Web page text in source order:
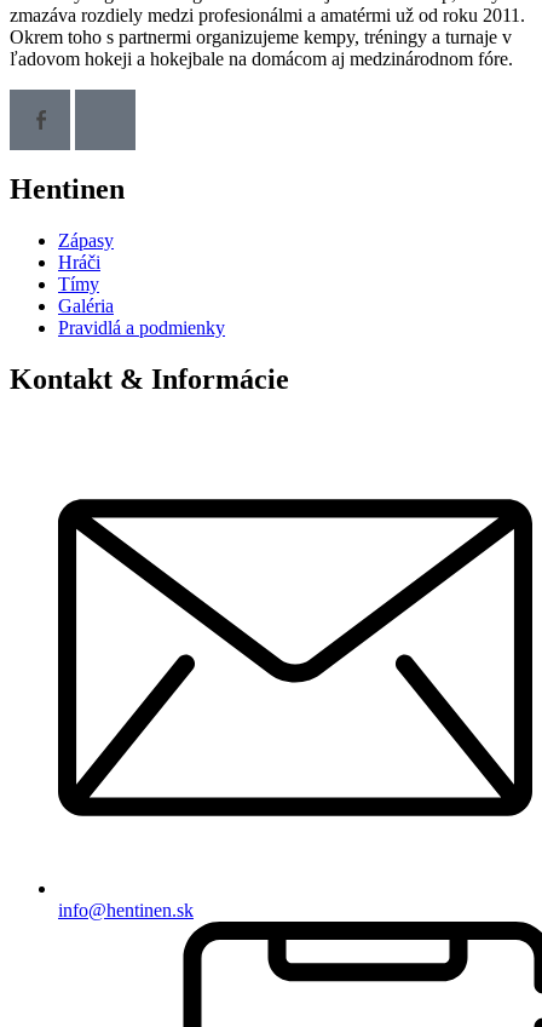
zmazáva rozdiely medzi profesionálmi a amatérmi už od roku 2011.
Okrem toho s partnermi organizujeme kempy, tréningy a turnaje v
ľadovom hokeji a hokejbale na domácom aj medzinárodnom fóre.
Hentinen
Zápasy
Hráči
Tímy
Galéria
Pravidlá a podmienky
Kontakt & Informácie
info@hentinen.sk